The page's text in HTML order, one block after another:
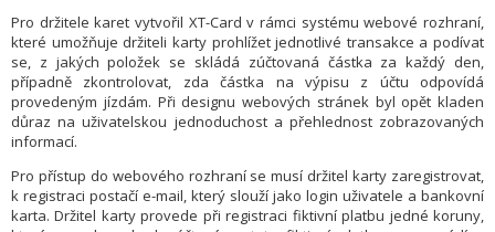
Pro držitele karet vytvořil XT-Card v rámci systému webové rozhraní,
které umožňuje držiteli karty prohlížet jednotlivé transakce a podívat
se, z jakých položek se skládá zúčtovaná částka za každý den,
případně zkontrolovat, zda částka na výpisu z účtu odpovídá
provedeným jízdám. Při designu webových stránek byl opět kladen
důraz na uživatelskou jednoduchost a přehlednost zobrazovaných
informací.
Pro přístup do webového rozhraní se musí držitel karty zaregistrovat,
k registraci postačí e-mail, který slouží jako login uživatele a bankovní
karta. Držitel karty provede při registraci fiktivní platbu jedné koruny,